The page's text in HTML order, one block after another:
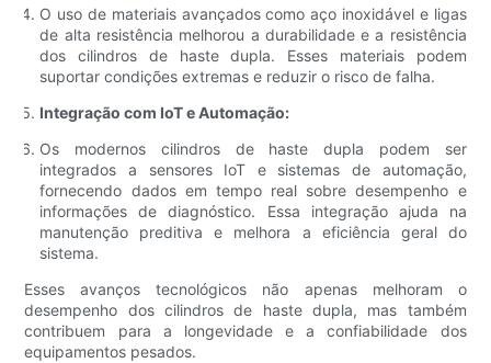
O uso de materiais avançados como aço inoxidável e ligas
de alta resistência melhorou a durabilidade e a resistência
dos cilindros de haste dupla. Esses materiais podem
suportar condições extremas e reduzir o risco de falha.
Integração com IoT e Automação:
Os modernos cilindros de haste dupla podem ser
integrados a sensores IoT e sistemas de automação,
fornecendo dados em tempo real sobre desempenho e
informações de diagnóstico. Essa integração ajuda na
manutenção preditiva e melhora a eficiência geral do
sistema.
Esses avanços tecnológicos não apenas melhoram o
desempenho dos cilindros de haste dupla, mas também
contribuem para a longevidade e a confiabilidade dos
equipamentos pesados.